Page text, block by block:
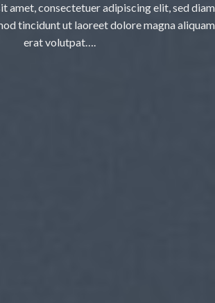
amet, consectetuer adipiscing elit, sed diam
tincidunt ut laoreet dolore magna aliquam
erat volutpat….